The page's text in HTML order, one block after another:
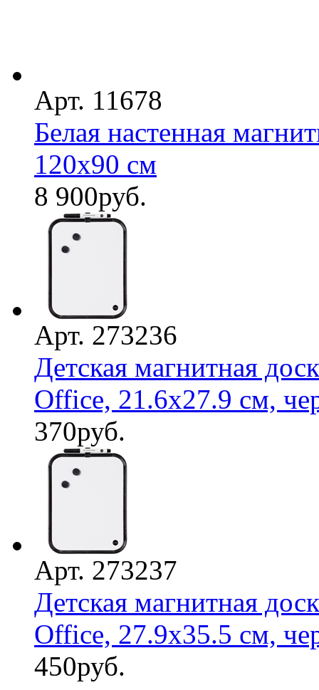
Арт. 11678
Белая настенная
120х90 см
8 900руб.
Арт. 273236
Детская магнитная
Office, 21.6х27.9 см,
370руб.
Арт. 273237
Детская магнитная
Office, 27.9х35.5 см,
450руб.